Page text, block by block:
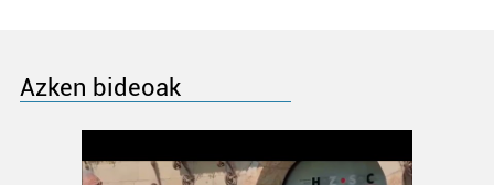
Azken bideoak